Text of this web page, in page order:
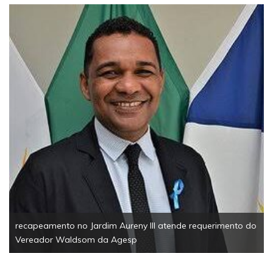
do
EsportesSolidariedade1ª Corrida Solidária da
Palmas reúne 200 participantes e arrecada mais de
tonelada de alimentos